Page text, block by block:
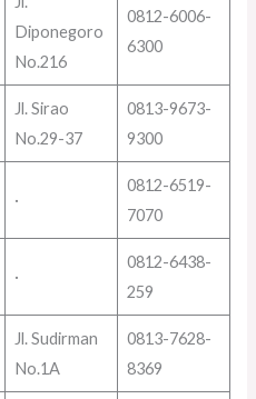
Diponegoro
No.216
0812-6006-
6300
Jl. Sirao
No.29-37
0813-9673-
9300
·
0812-6519-
7070
·
0812-6438-
259
Jl. Sudirman
No.1A
0813-7628-
8369